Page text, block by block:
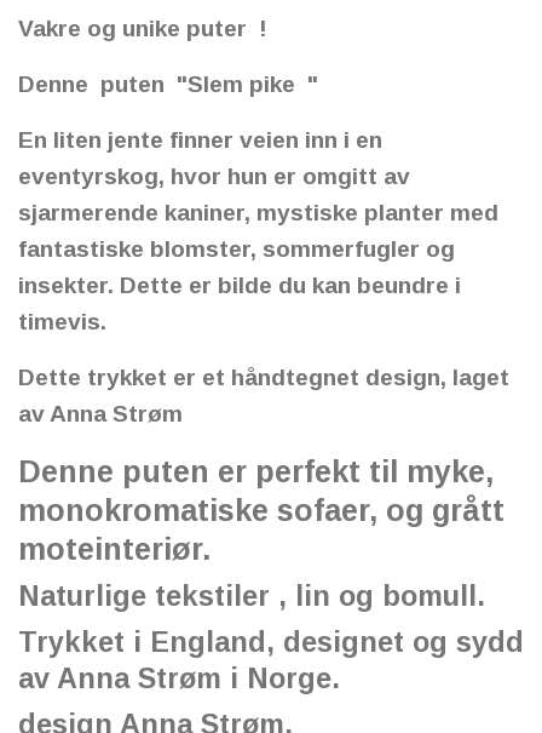
Vakre og unike puter !
Denne puten "Slem pike "
En liten jente finner veien inn i en
eventyrskog, hvor hun er omgitt av
sjarmerende kaniner, mystiske planter med
fantastiske blomster, sommerfugler og
insekter. Dette er bilde du kan beundre i
timevis.
Dette trykket er et håndtegnet design, laget
av Anna Strøm
Denne puten er perfekt til myke,
monokromatiske sofaer, og grått
moteinteriør.
Naturlige tekstiler , lin og bomull.
Trykket i England, designet og sydd
av Anna Strøm i Norge.
design Anna Strøm.